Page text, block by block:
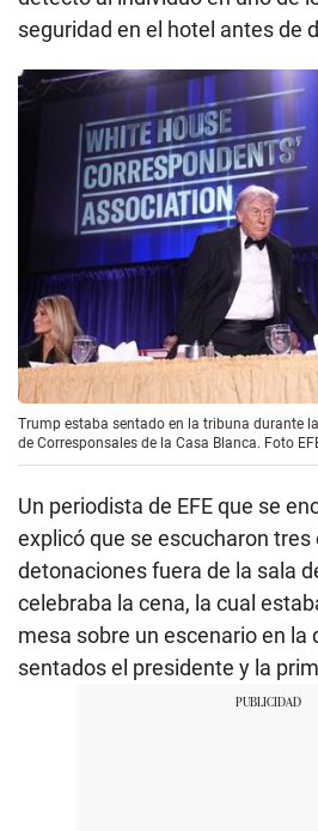
seguridad en el hotel antes de
Trump estaba sentado en la tribuna durante
de Corresponsales de la Casa Blanca. Foto
Un periodista de EFE que se
explicó que se escucharon tres
detonaciones fuera de la sala
celebraba la cena, la cual
mesa sobre un escenario en la
sentados el presidente y la